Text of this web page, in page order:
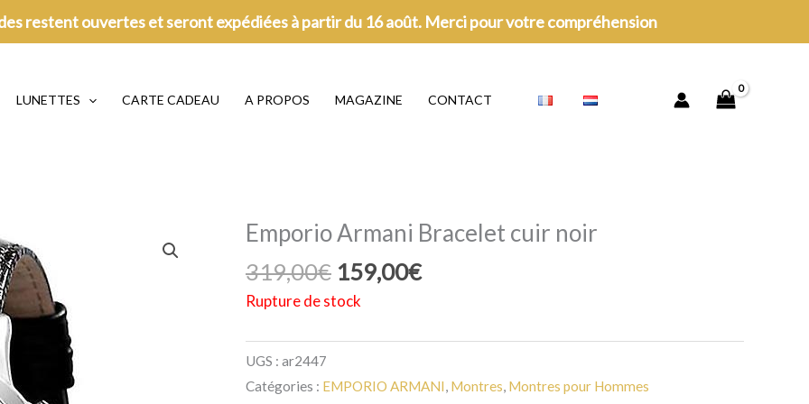
restent ouvertes et seront expédiées à partir du 16 août. Merci pour votre compréhension
LUNETTES CARTE CADEAU A PROPOS MAGAZINE CONTACT
Emporio Armani Bracelet cuir noir
319,00€ Le
prix
était :
159,00€Le
est :
Rupture de stock
UGS : ar2447
Catégories : EMPORIO ARMANI, Montres, Montres pour Hommes